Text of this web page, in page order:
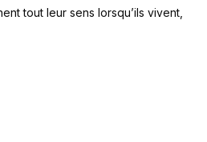
tout leur sens lorsqu’ils vivent,